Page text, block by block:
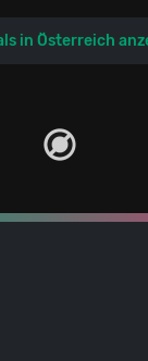
in Österreich